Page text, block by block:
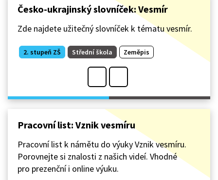
Česko-ukrajinský slovníček: Vesmír
Zde najdete užitečný slovníček k tématu vesmír.
2. stupeň ZŠ Střední škola Zeměpis
Pracovní list: Vznik vesmíru
Pracovní list k námětu do výuky Vznik vesmíru.
Porovnejte si znalosti z našich videí. Vhodné
pro prezenční i online výuku.